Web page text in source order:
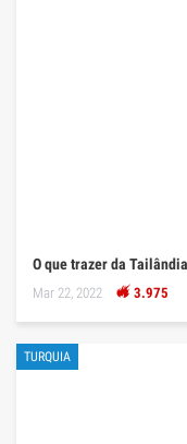
O que trazer da
Mar 22, 2022 3.975
TURQUIA